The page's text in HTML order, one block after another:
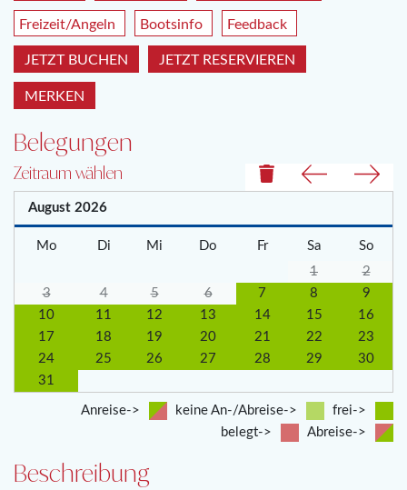
Freizeit/Angeln Bootsinfo Feedback
JETZT BUCHEN JETZT RESERVIEREN
MERKEN
Belegungen
Zeitraum wählen
August 2026
Mo Di Mi Do Fr Sa
So
1
2
3
4 5 6 7 8
9
10
11 12 13 14 15
16
17
18 19 20 21 22
23
24
25 26 27 28 29
30
31
frei->
keine An-/Abreise->
Anreise->
Abreise->
belegt->
Beschreibung